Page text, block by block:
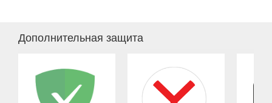
Дополнительная защита